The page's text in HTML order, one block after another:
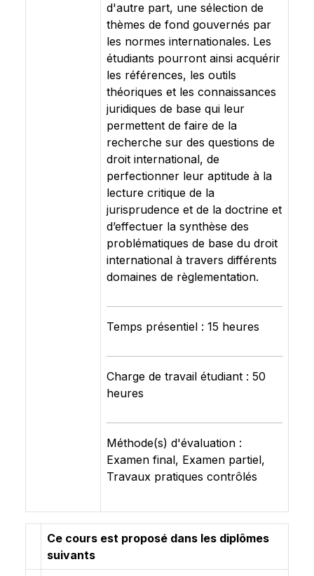
d'autre part, une sélection de
thèmes de fond gouvernés par
les normes internationales. Les
étudiants pourront ainsi acquérir
les références, les outils
théoriques et les connaissances
juridiques de base qui leur
permettent de faire de la
recherche sur des questions de
droit international, de
perfectionner leur aptitude à la
lecture critique de la
jurisprudence et de la doctrine et
d’effectuer la synthèse des
problématiques de base du droit
international à travers différents
domaines de règlementation.
Temps présentiel : 15 heures
Charge de travail étudiant : 50
heures
Méthode(s) d'évaluation :
Examen final, Examen partiel,
Travaux pratiques contrôlés
Ce cours est proposé dans les diplômes
suivants